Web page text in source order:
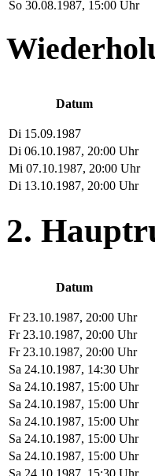
So 30.08.1987, 15:00 Uhr
Datum
Di 15.09.1987
Di 06.10.1987, 20:00 Uhr
Mi 07.10.1987, 20:00 Uhr
Di 13.10.1987, 20:00 Uhr
2.
Datum
Fr 23.10.1987, 20:00 Uhr
Fr 23.10.1987, 20:00 Uhr
Fr 23.10.1987, 20:00 Uhr
Sa 24.10.1987, 14:30 Uhr
Sa 24.10.1987, 15:00 Uhr
Sa 24.10.1987, 15:00 Uhr
Sa 24.10.1987, 15:00 Uhr
Sa 24.10.1987, 15:00 Uhr
Sa 24.10.1987, 15:00 Uhr
Sa 24.10.1987, 15:30 Uhr